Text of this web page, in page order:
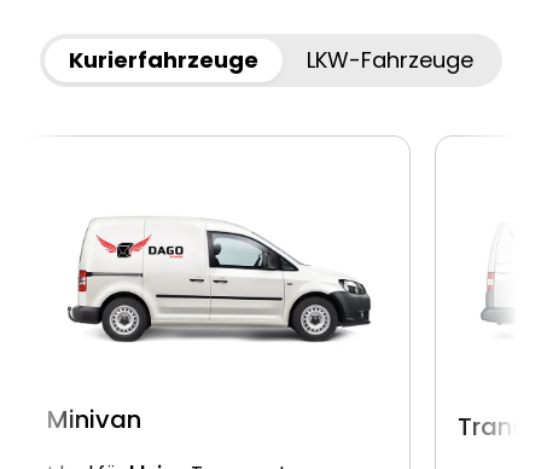
Kurierfahrzeuge LKW-Fahrzeuge
Minivan